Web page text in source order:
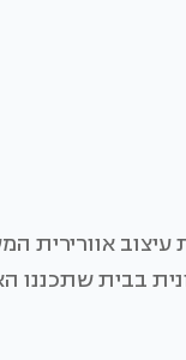
אוורירית
בבית שתכננו